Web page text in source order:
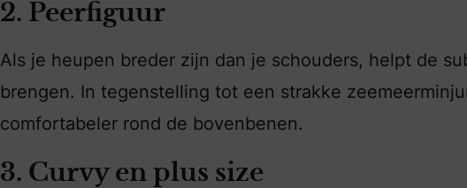
2. Peerfiguur
Als je heupen breder zijn dan je schouders, helpt de
brengen. In tegenstelling tot een strakke
comfortabeler rond de bovenbenen.
3. Curvy en plus size